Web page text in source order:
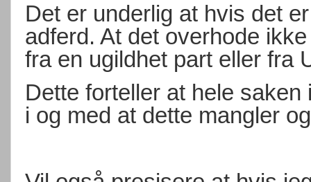
Det er underlig at hvis det
adferd. At det overhode
fra en ugildhet part eller fra
Dette forteller at hele
i og med at dette mangler